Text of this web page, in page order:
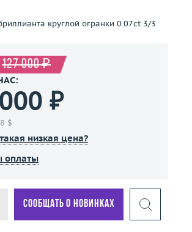
круглой огранки 0.07ct 3/3
127 000 ₽
₽
$
низкая цена?
оплаты
Сообщать о новинках